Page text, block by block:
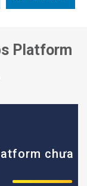
Platform
chưa